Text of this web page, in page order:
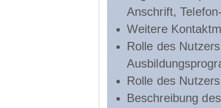
Anschrift,
Weitere
Rolle des
Rolle des
Beschreibung